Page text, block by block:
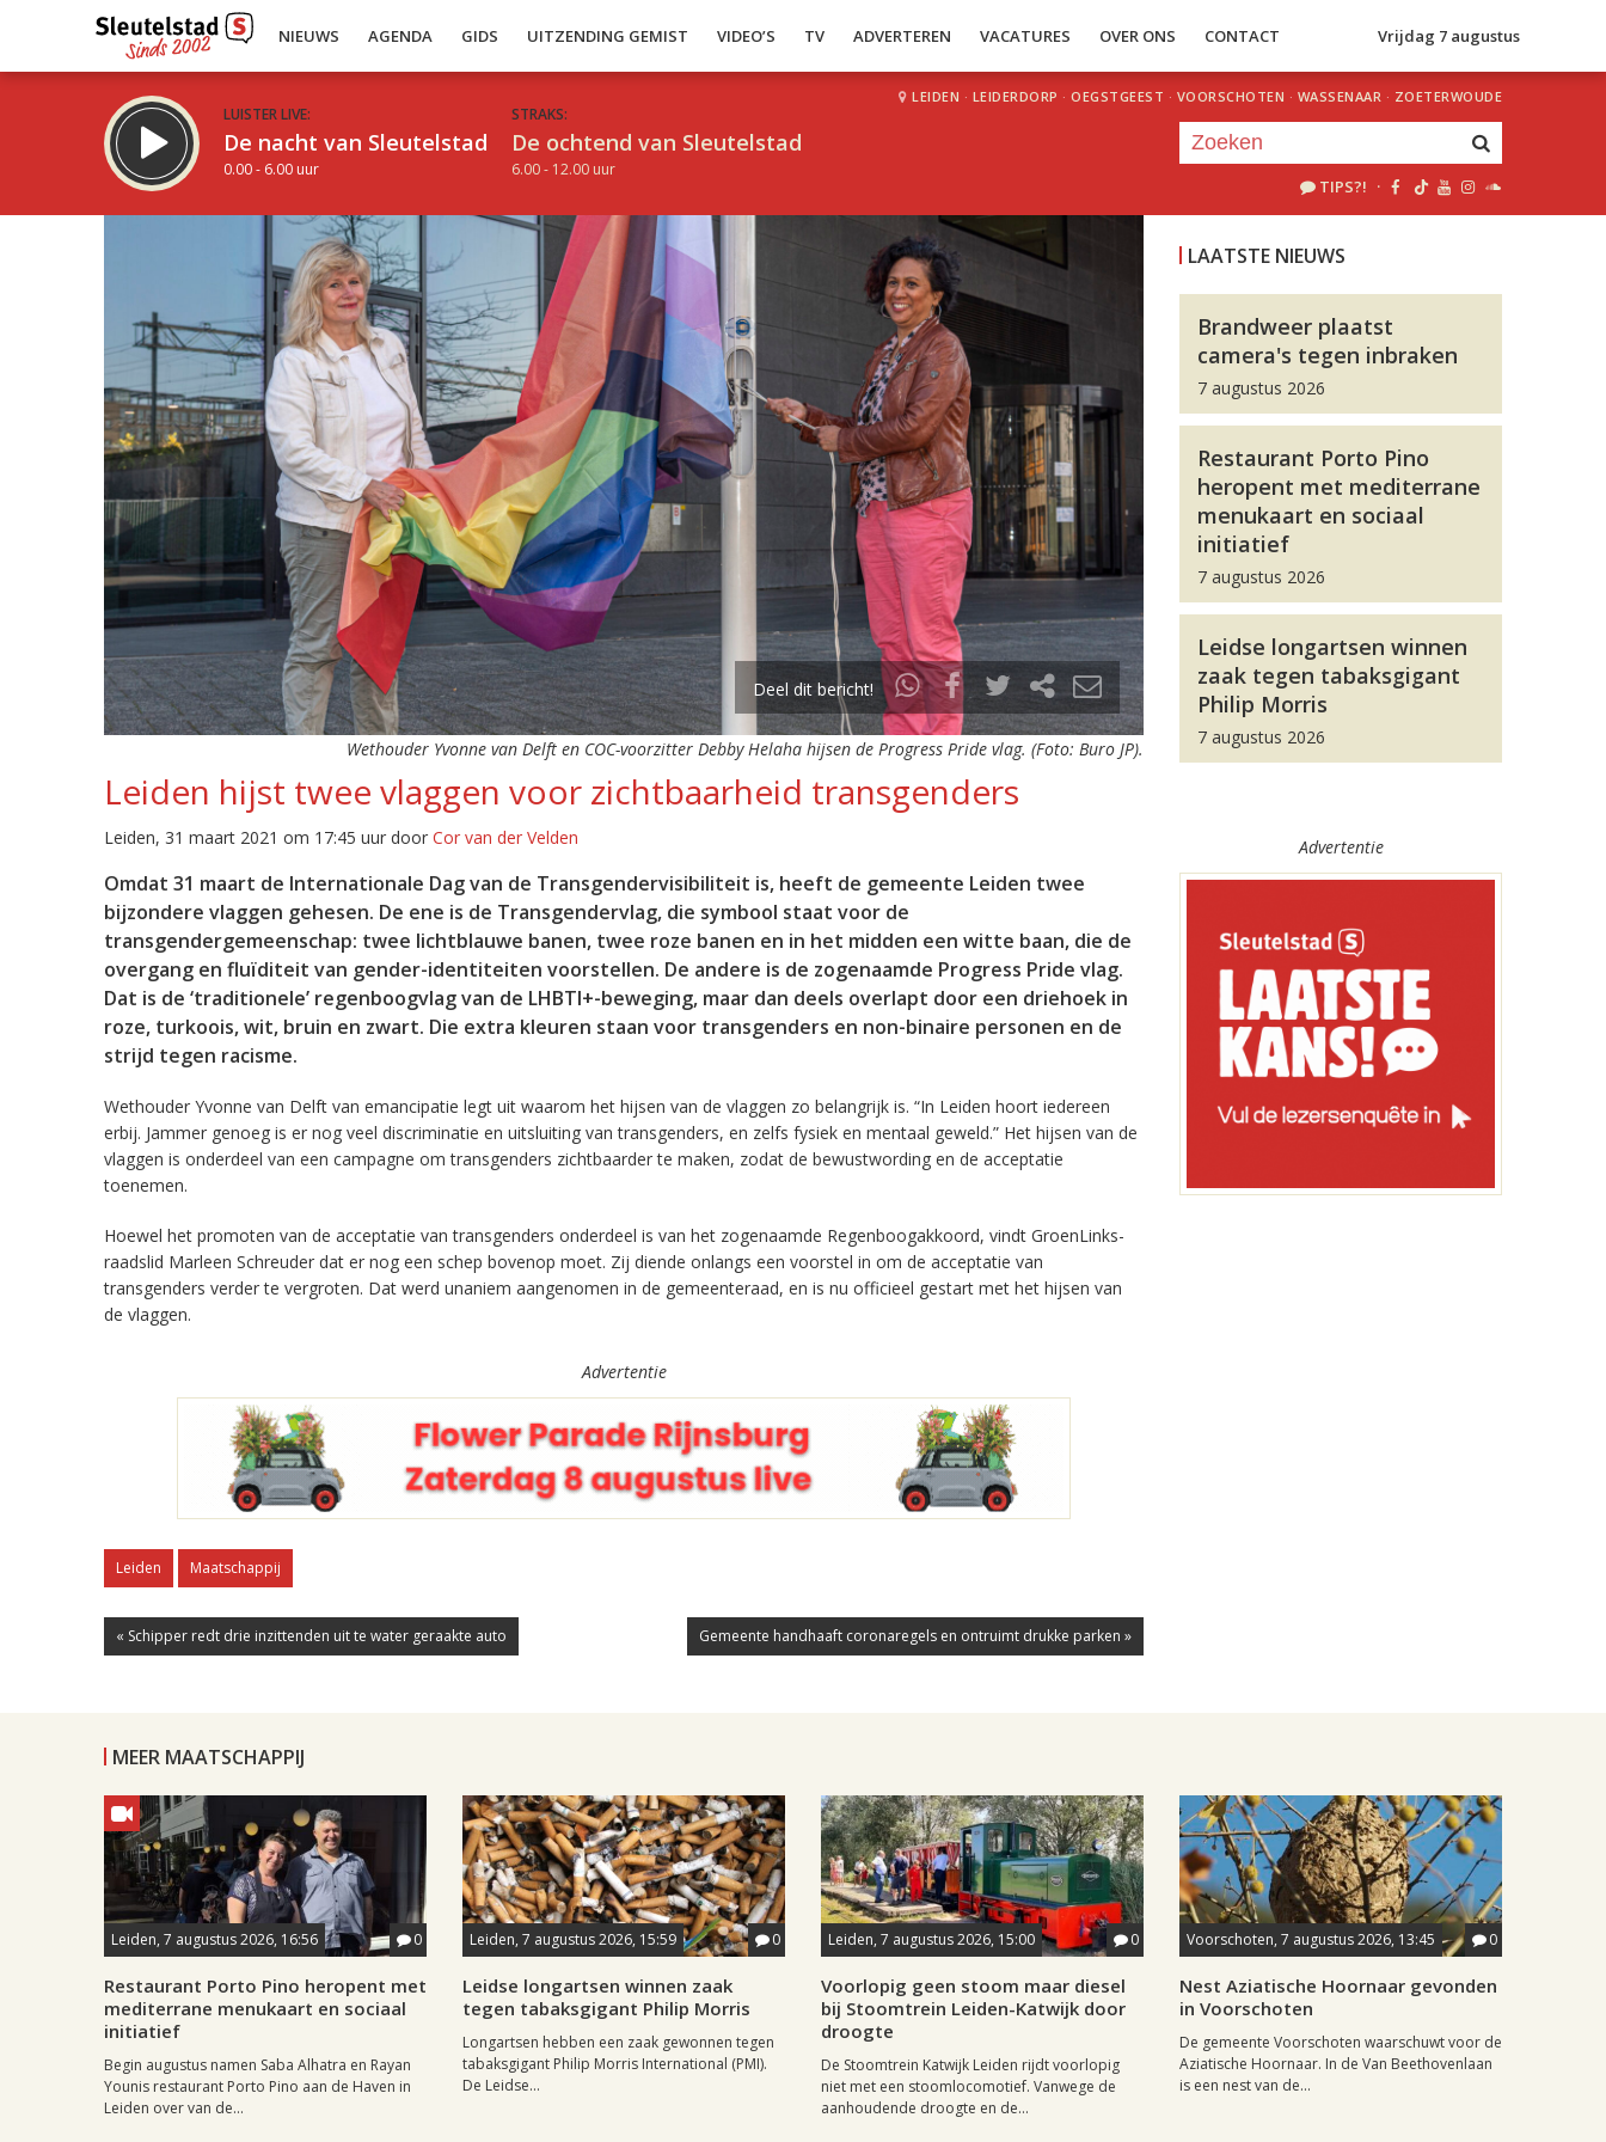
NIEUWS AGENDA GIDS UITZENDING GEMIST VIDEO’S TV ADVERTEREN VACATURES OVER ONS CONTACT Vrijdag 7 augustus
LUISTER LIVE:
De nacht van Sleutelstad
0.00 - 6.00 uur
STRAKS:
De ochtend van Sleutelstad
6.00 - 12.00 uur
LEIDEN · LEIDERDORP · OEGSTGEEST · VOORSCHOTEN · WASSENAAR · ZOETERWOUDE
TIPS?! ·
Inklappen
Deel dit bericht!
Wethouder Yvonne van Delft en COC-voorzitter Debby Helaha hijsen de Progress Pride vlag. (Foto: Buro JP).
Leiden hijst twee vlaggen voor zichtbaarheid transgenders
Leiden, 31 maart 2021 om 17:45 uur door Cor van der Velden
Omdat 31 maart de Internationale Dag van de Transgendervisibiliteit is, heeft de gemeente Leiden twee
bijzondere vlaggen gehesen. De ene is de Transgendervlag, die symbool staat voor de
transgendergemeenschap: twee lichtblauwe banen, twee roze banen en in het midden een witte baan, die de
overgang en fluïditeit van gender-identiteiten voorstellen. De andere is de zogenaamde Progress Pride vlag.
Dat is de ‘traditionele’ regenboogvlag van de LHBTI+-beweging, maar dan deels overlapt door een driehoek in
roze, turkoois, wit, bruin en zwart. Die extra kleuren staan voor transgenders en non-binaire personen en de
strijd tegen racisme.
Wethouder Yvonne van Delft van emancipatie legt uit waarom het hijsen van de vlaggen zo belangrijk is. “In Leiden hoort iedereen
erbij. Jammer genoeg is er nog veel discriminatie en uitsluiting van transgenders, en zelfs fysiek en mentaal geweld.” Het hijsen van de
vlaggen is onderdeel van een campagne om transgenders zichtbaarder te maken, zodat de bewustwording en de acceptatie
toenemen.
Hoewel het promoten van de acceptatie van transgenders onderdeel is van het zogenaamde Regenboogakkoord, vindt GroenLinks-
raadslid Marleen Schreuder dat er nog een schep bovenop moet. Zij diende onlangs een voorstel in om de acceptatie van
transgenders verder te vergroten. Dat werd unaniem aangenomen in de gemeenteraad, en is nu officieel gestart met het hijsen van
de vlaggen.
Advertentie
Leiden Maatschappij
« Schipper redt drie inzittenden uit te water geraakte auto Gemeente handhaaft coronaregels en ontruimt drukke parken »
LAATSTE NIEUWS
Brandweer plaatst
camera's tegen inbraken
7 augustus 2026
Restaurant Porto Pino
heropent met mediterrane
menukaart en sociaal
initiatief
7 augustus 2026
Leidse longartsen winnen
zaak tegen tabaksgigant
Philip Morris
7 augustus 2026
Advertentie
MEER MAATSCHAPPIJ
Leiden, 7 augustus 2026, 16:56 0
Restaurant Porto Pino heropent met
mediterrane menukaart en sociaal
initiatief
Begin augustus namen Saba Alhatra en Rayan
Younis restaurant Porto Pino aan de Haven in
Leiden over van de...
Leiden, 7 augustus 2026, 15:59 0
Leidse longartsen winnen zaak
tegen tabaksgigant Philip Morris
Longartsen hebben een zaak gewonnen tegen
tabaksgigant Philip Morris International (PMI).
De Leidse...
Leiden, 7 augustus 2026, 15:00 0
Voorlopig geen stoom maar diesel
bij Stoomtrein Leiden-Katwijk door
droogte
De Stoomtrein Katwijk Leiden rijdt voorlopig
niet met een stoomlocomotief. Vanwege de
aanhoudende droogte en de...
Voorschoten, 7 augustus 2026, 13:45 0
Nest Aziatische Hoornaar gevonden
in Voorschoten
De gemeente Voorschoten waarschuwt voor de
Aziatische Hoornaar. In de Van Beethovenlaan
is een nest van de...